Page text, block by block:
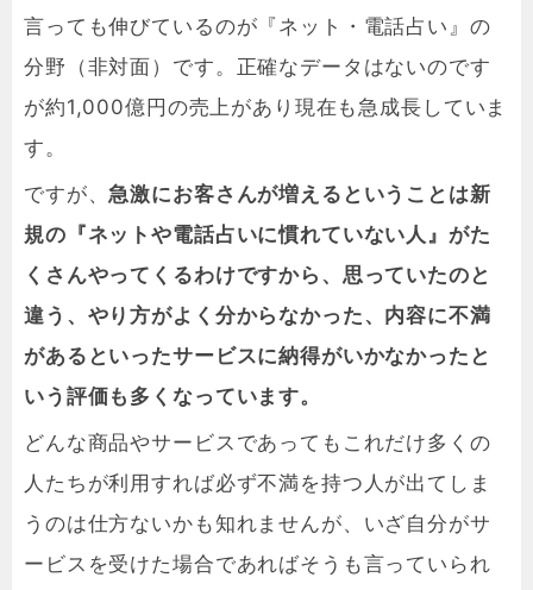
言っても伸びているのが『ネット・電話占い』の
分野（非対面）です。正確なデータはないのです
が約1,000億円の売上があり現在も急成長していま
す。
ですが、急激にお客さんが増えるということは新
規の『ネットや電話占いに慣れていない人』がた
くさんやってくるわけですから、思っていたのと
違う、やり方がよく分からなかった、内容に不満
があるといったサービスに納得がいかなかったと
いう評価も多くなっています。
どんな商品やサービスであってもこれだけ多くの
人たちが利用すれば必ず不満を持つ人が出てしま
うのは仕方ないかも知れませんが、いざ自分がサ
ービスを受けた場合であればそうも言っていられ